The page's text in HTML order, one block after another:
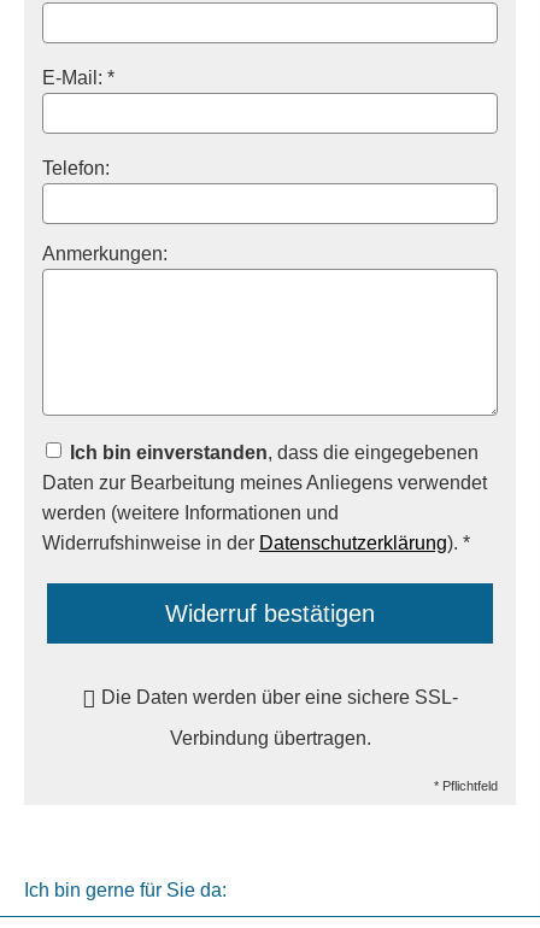
E-Mail: *
Telefon:
Anmerkungen:
Ich bin einverstanden, dass die eingegebenen
Daten zur Bearbeitung meines Anliegens verwendet
werden (weitere Informationen und
Widerrufshinweise in der Datenschutzerklärung). *
Widerruf bestätigen
Die Daten werden über eine sichere SSL-
Verbindung übertragen.
* Pflichtfeld
Ich bin gerne für Sie da: